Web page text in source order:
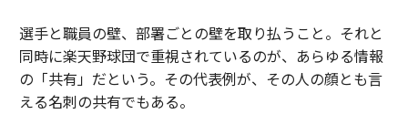
選手と職員の壁、部署ごとの壁を取り払うこと。それと
同時に楽天野球団で重視されているのが、あらゆる情報
の「共有」だという。その代表例が、その人の顔とも言
える名刺の共有でもある。